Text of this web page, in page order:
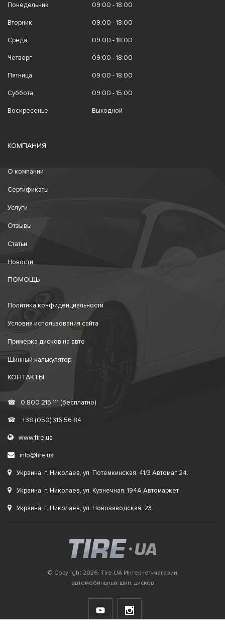
Понедельник 09:00 - 18:00
Вторник 09:00 - 18:00
Среда 09:00 - 18:00
Четверг 09:00 - 18:00
Пятница 09:00 - 18:00
Суббота 09:00 - 15:00
Воскресенье Выходной
КОМПАНИЯ
О компании
Сертификаты
Услуги
Отзывы
Статьи
Новости
ПОМОЩЬ
Политика конфиденциальности
Условия использования сайта
Примерка дисков на авто
Шинный калькулятор
КОНТАКТЫ
☎ 0 800 215 111 (бесплатно)
☎ +38 (050) 316 56 84
www.tire.ua
info@tire.ua
Украина, г. Николаев, ул. Потемкинская, 41/3 Автомаг 24.
Украина, г. Николаев, ул. Кузнечная, 194А Автомаркет.
Украина, г. Николаев, ул. Новозаводская, 23.
© Copyright 2026. Tire.UA Интернет-магазин
автомобильных шин, дисков